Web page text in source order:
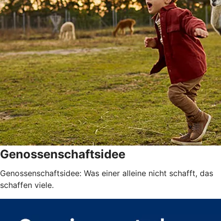
Genossenschaftsidee
Genossenschaftsidee: Was einer alleine nicht schafft, das
schaffen viele.